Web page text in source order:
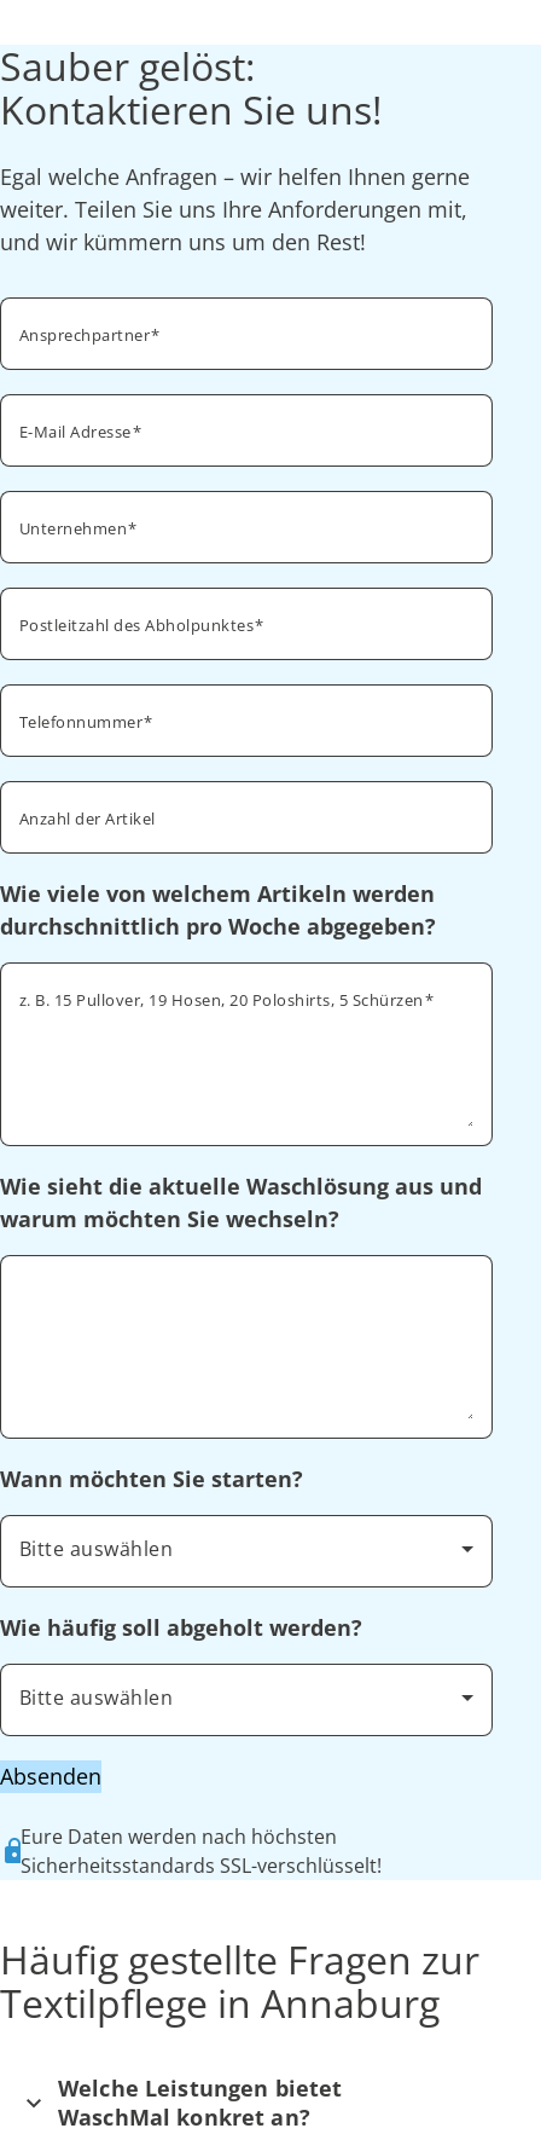
Sauber gelöst:
Kontaktieren Sie uns!
Egal welche Anfragen – wir helfen Ihnen gerne
weiter. Teilen Sie uns Ihre Anforderungen mit,
und wir kümmern uns um den Rest!
Ansprechpartner
E-Mail Adresse
Unternehmen
Postleitzahl des Abholpunktes
Telefonnummer
Anzahl der Artikel
Wie viele von welchem Artikeln werden
durchschnittlich pro Woche abgegeben?
z. B. 15 Pullover, 19 Hosen, 20 Poloshirts, 5 Schürzen
Wie sieht die aktuelle Waschlösung aus und
warum möchten Sie wechseln?
Wann möchten Sie starten?
Bitte auswählen
Wie häufig soll abgeholt werden?
Bitte auswählen
Absenden
Eure Daten werden nach höchsten
Sicherheitsstandards SSL-verschlüsselt!
Häufig gestellte Fragen zur
Textilpflege in Annaburg
Welche Leistungen bietet
WaschMal konkret an?